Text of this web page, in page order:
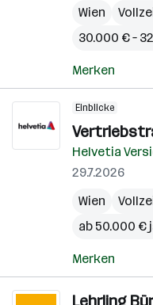
Wien
30.000 € –
Merken
Einblicke
Helvetia
29.7.2026
Wien
ab 50.000 €
Merken
Lehrling